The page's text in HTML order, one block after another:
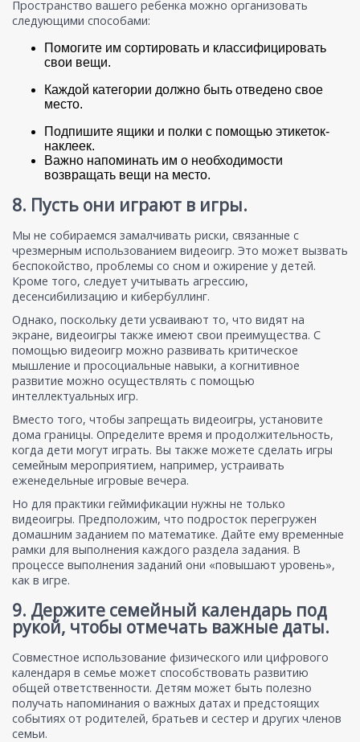
Пространство вашего ребенка можно организовать
следующими способами:
Помогите им сортировать и классифицировать
свои вещи.
Каждой категории должно быть отведено свое
место.
Подпишите ящики и полки с помощью этикеток-
наклеек.
Важно напоминать им о необходимости
возвращать вещи на место.
8. Пусть они играют в игры.
Мы не собираемся замалчивать риски, связанные с
чрезмерным использованием видеоигр. Это может вызвать
беспокойство, проблемы со сном и ожирение у детей.
Кроме того, следует учитывать агрессию,
десенсибилизацию и кибербуллинг.
Однако, поскольку дети усваивают то, что видят на
экране, видеоигры также имеют свои преимущества. С
помощью видеоигр можно развивать критическое
мышление и просоциальные навыки, а когнитивное
развитие можно осуществлять с помощью
интеллектуальных игр.
Вместо того, чтобы запрещать видеоигры, установите
дома границы. Определите время и продолжительность,
когда дети могут играть. Вы также можете сделать игры
семейным мероприятием, например, устраивать
еженедельные игровые вечера.
Но для практики геймификации нужны не только
видеоигры. Предположим, что подросток перегружен
домашним заданием по математике. Дайте ему временные
рамки для выполнения каждого раздела задания. В
процессе выполнения заданий они «повышают уровень»,
как в игре.
9. Держите семейный календарь под
рукой, чтобы отмечать важные даты.
Совместное использование физического или цифрового
календаря в семье может способствовать развитию
общей ответственности. Детям может быть полезно
получать напоминания о важных датах и предстоящих
событиях от родителей, братьев и сестер и других членов
семьи.